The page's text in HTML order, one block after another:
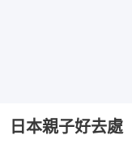
日本親子好去